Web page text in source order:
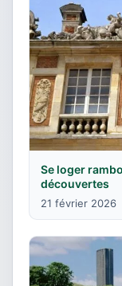
Se loger
découvertes
21 février 2026